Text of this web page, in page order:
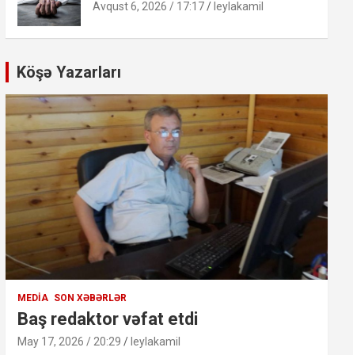
Avqust 6, 2026 / 17:17 leylakamil
Köşə Yazarları
MEDIA SON XƏBƏRLƏR
Baş redaktor vəfat etdi
May 17, 2026 / 20:29 leylakamil